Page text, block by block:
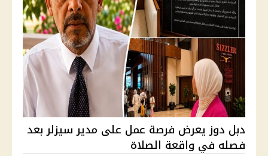
دبل دوز يعرض فرصة عمل على مدير سيزلر بعد
فصله في واقعة الصلاة